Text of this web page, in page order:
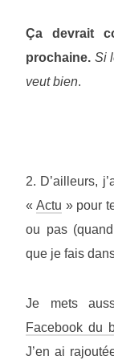
Ça devrait
prochaine. Si
veut bien.
2. D’ailleurs,
«Actu » pour
ou pas
que je fais
Je mets
Facebook du
J’en ai